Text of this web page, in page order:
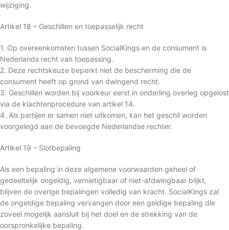
wijziging.
Artikel 18 – Geschillen en toepasselijk recht
1. Op overeenkomsten tussen SocialKings en de consument is
Nederlands recht van toepassing.
2. Deze rechtskeuze beperkt niet de bescherming die de
consument heeft op grond van dwingend recht.
3. Geschillen worden bij voorkeur eerst in onderling overleg opgelost
via de klachtenprocedure van artikel 14.
4. Als partijen er samen niet uitkomen, kan het geschil worden
voorgelegd aan de bevoegde Nederlandse rechter.
Artikel 19 – Slotbepaling
Als een bepaling in deze algemene voorwaarden geheel of
gedeeltelijk ongeldig, vernietigbaar of niet-afdwingbaar blijkt,
blijven de overige bepalingen volledig van kracht. SocialKings zal
de ongeldige bepaling vervangen door een geldige bepaling die
zoveel mogelijk aansluit bij het doel en de strekking van de
oorspronkelijke bepaling.